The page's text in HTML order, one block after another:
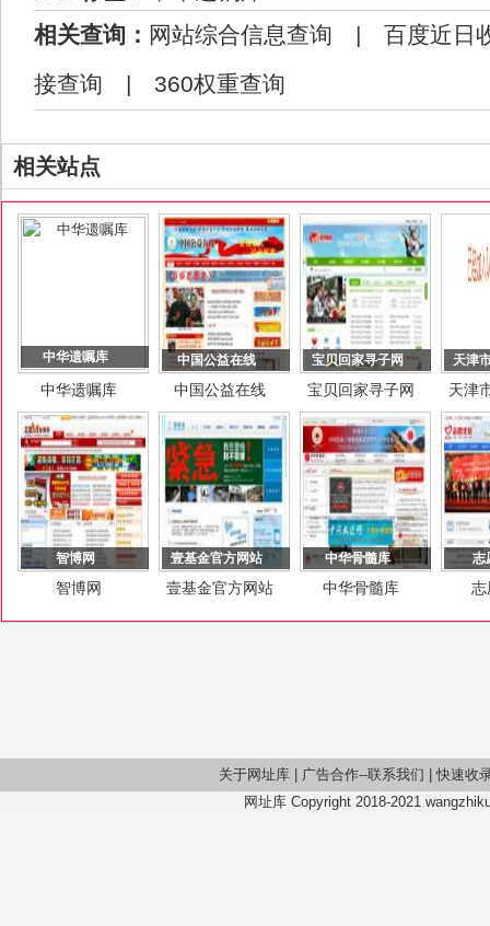
相关查询： 网站综合信息查询 | 百度近日
接查询 | 360权重查询
相关站点
中华遗嘱库
中华遗嘱库
中国公益在线
中国公益在线
宝贝回家寻子网
宝贝回家寻子网
天津
天津
智博网
智博网
壹基金官方网站
壹基金官方网站
中华骨髓库
中华骨髓库
志
志
关于网址库 广告合作--联系我们
快速收
网址库 Copyright 2018-2021